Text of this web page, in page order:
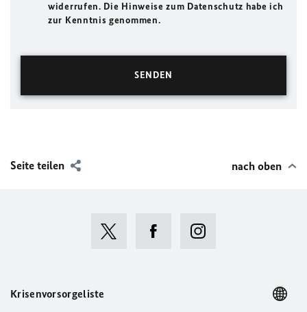
widerrufen. Die Hinweise zum Datenschutz habe ich
zur Kenntnis genommen.
Seite teilen nach oben
Krisenvorsorgeliste